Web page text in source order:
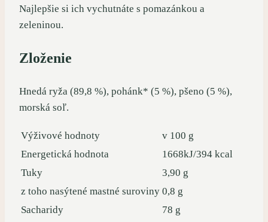
Najlepšie si ich vychutnáte s pomazánkou a
zeleninou.
Zloženie
Hnedá ryža (89,8 %), pohánk* (5 %), pšeno (5 %),
morská soľ.
Výživové hodnoty
v 100 g
Energetická hodnota
1668kJ/394 kcal
Tuky
3,90 g
z toho nasýtené mastné suroviny 0,8 g
Sacharidy
78 g